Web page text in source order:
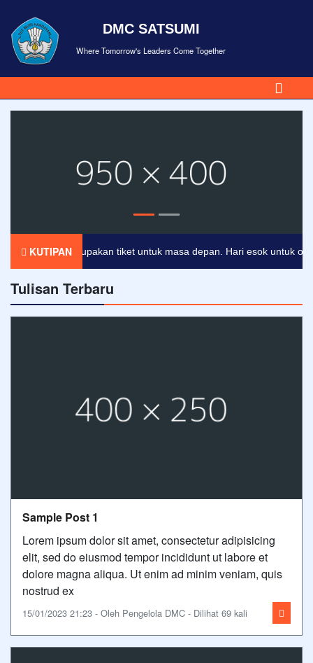
DMC SATSUMI
Where Tomorrow's Leaders Come Together
KUTIPAN
merupakan tiket untuk masa depan. Hari esok untuk
Tulisan Terbaru
Sample Post 1
Lorem ipsum dolor sit amet, consectetur adipisicing
elit, sed do eiusmod tempor incididunt ut labore et
dolore magna aliqua. Ut enim ad minim veniam, quis
nostrud ex
15/01/2023 21:23 - Oleh Pengelola DMC - Dilihat 69 kali